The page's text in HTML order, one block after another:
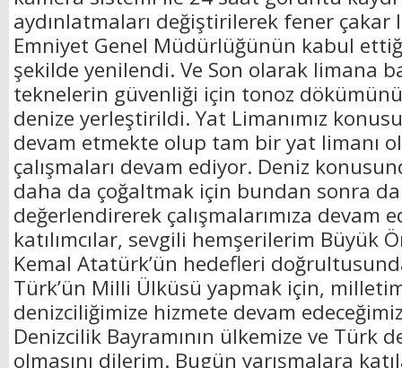
aydınlatmaları değiştirilerek fener çakar
Emniyet Genel Müdürlüğünün kabul
şekilde yenilendi. Ve Son olarak limana
teknelerin güvenliği için tonoz
denize yerleştirildi. Yat Limanımız
devam etmekte olup tam bir yat limanı
çalışmaları devam ediyor. Deniz
daha da çoğaltmak için bundan sonra da
değerlendirerek çalışmalarımıza devam
katılımcılar, sevgili hemşerilerim Büyük
Kemal Atatürk’ün hedefleri
Türk’ün Milli Ülküsü yapmak için,
denizciliğimize hizmete devam
Denizcilik Bayramının ülkemize ve Türk
olmasını dilerim. Bugün yarışmalara